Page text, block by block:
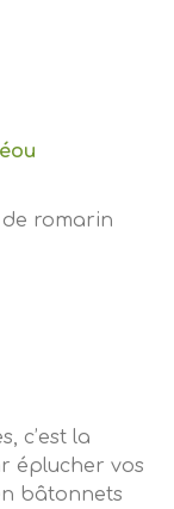
romarin
c’est la
éplucher vos
bâtonnets